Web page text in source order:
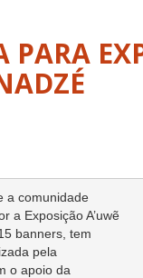
PARA
a comunidade
a Exposição A’uwẽ
banners, tem
pela
o apoio da